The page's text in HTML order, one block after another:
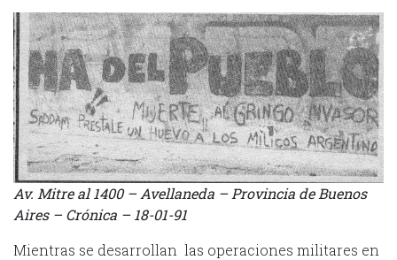
Av. Mitre al 1400 – Avellaneda – Provincia de Buenos
Aires – Crónica – 18-01-91
Mientras se desarrollan las operaciones militares en